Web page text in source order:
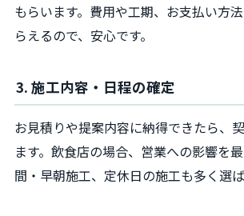
もらいます。費用や工期、お支払い方
らえるので、安心です。
3. 施工内容・日程の確定
お見積りや提案内容に納得できたら、
ます。飲食店の場合、営業への影響を
間・早朝施工、定休日の施工も多く選ば